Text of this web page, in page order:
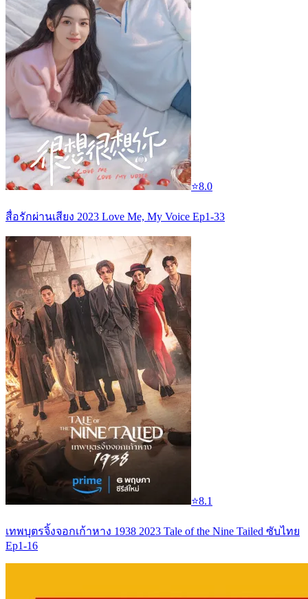
⭐8.0
สื่อรักผ่านเสียง 2023 Love Me, My Voice Ep1-33
⭐8.1
เทพบุตรจิ้งจอกเก้าหาง 1938 2023 Tale of the Nine Tailed ซับไทย
Ep1-16